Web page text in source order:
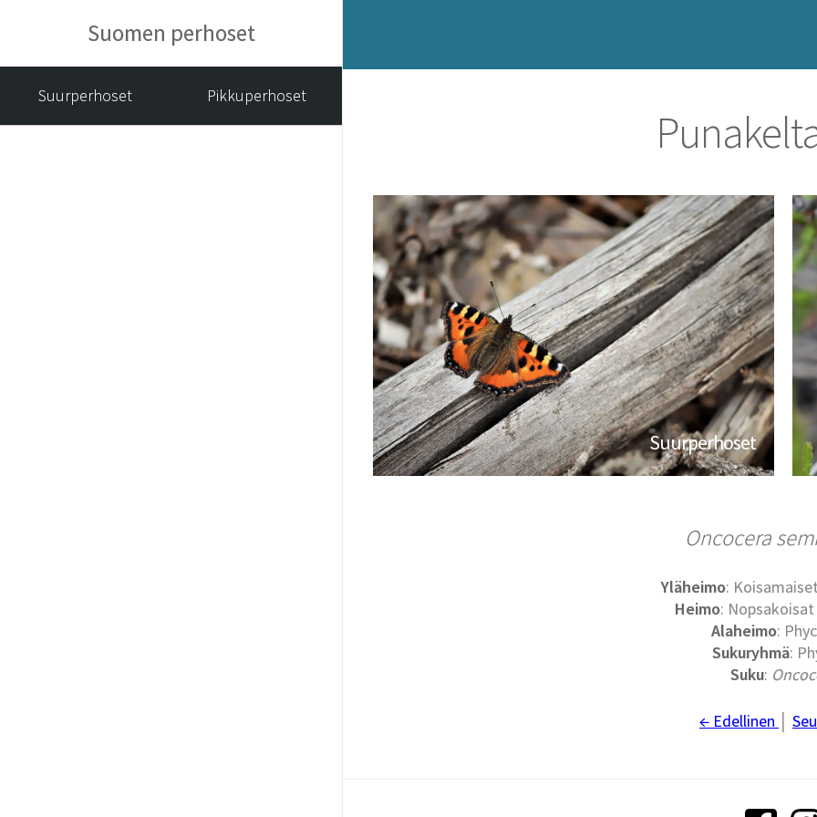
Suomen perhoset
Suurperhoset Pikkuperhoset
Suurperhoset
Oncocera
Yläheimo:
Heimo:
Alaheimo:
Sukuryhmä:
Suku:
← Edellinen